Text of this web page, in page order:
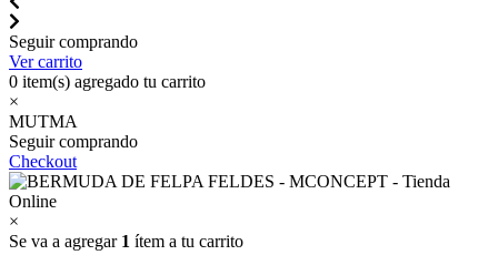
Seguir comprando
Ver carrito
0 item(s) agregado tu carrito
×
MUTMA
Seguir comprando
Checkout
×
Se va a agregar 1 ítem a tu carrito